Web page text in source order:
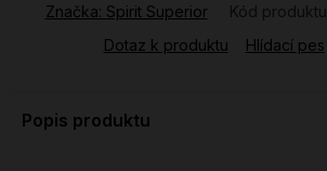
Značka: Spirit Superior Kód produktu:
Dotaz k produktu
Hlídací pes
Popis produktu